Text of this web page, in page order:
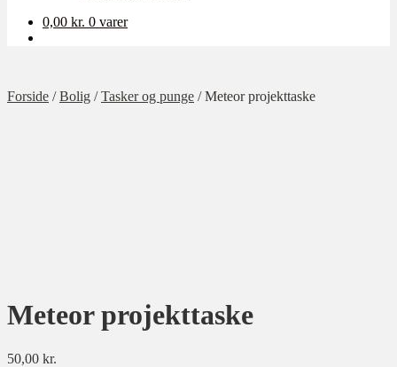
0,00 kr. 0 varer
Forside /Bolig /Tasker og punge /Meteor projekttaske
Meteor projekttaske
50,00 kr.